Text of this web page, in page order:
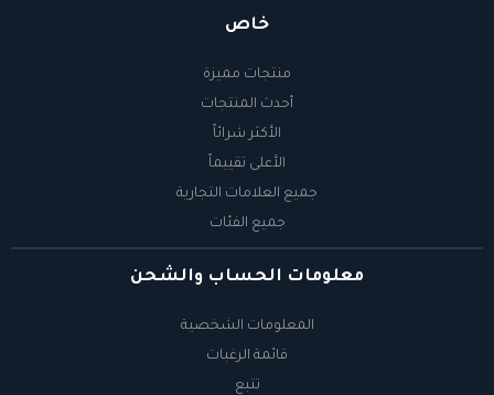
خاص
منتجات مميزة
أحدث المنتجات
الأكثر شرائاً
الأعلى تقييماً
جميع العلامات التجارية
جميع الفئات
معلومات الحساب والشحن
المعلومات الشخصية
قائمة الرغبات
تتبع